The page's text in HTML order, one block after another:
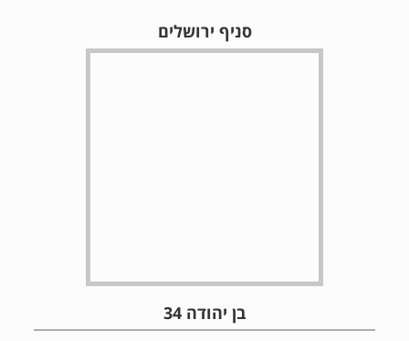
סניף ירושלים
בן יהודה 34